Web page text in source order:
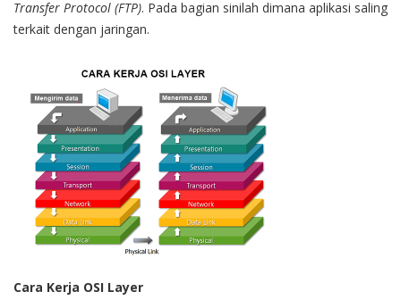
Transfer Protocol (FTP). Pada bagian sinilah dimana aplikasi saling
terkait dengan jaringan.
Cara Kerja OSI Layer